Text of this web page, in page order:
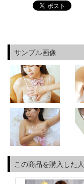
サンプル画像
この商品を購入した